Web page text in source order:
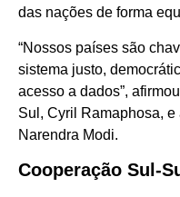
das nações de forma
“Nossos países são
sistema justo,
acesso a dados”,
Sul, Cyril Ramaphosa,
Narendra Modi.
Cooperação Sul-